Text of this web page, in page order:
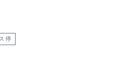
停